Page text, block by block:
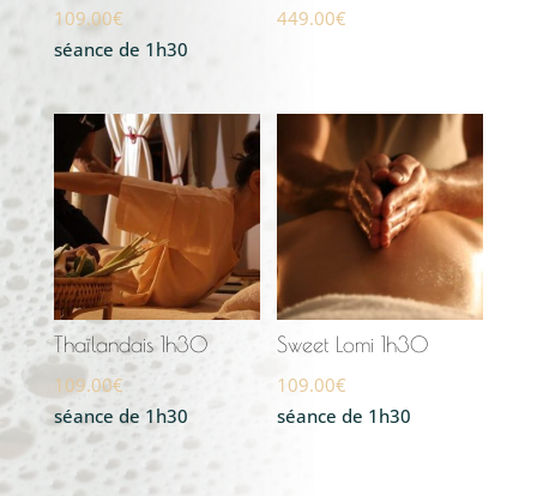
109.00€
séance de 1h30
449.00€
Thaïlandais 1h30
109.00€
séance de 1h30
Sweet Lomi 1h30
109.00€
séance de 1h30